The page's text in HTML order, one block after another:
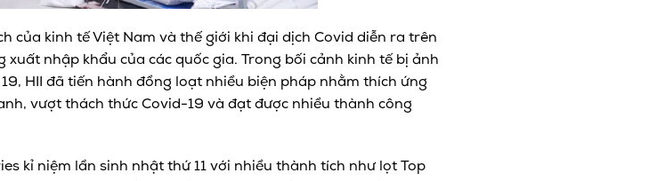
của kinh tế Việt Nam và thế giới khi đại dịch Covid diễn ra trên
nhập khẩu của các quốc gia. Trong bối cảnh kinh tế bị ảnh
HII đã tiến hành đồng loạt nhiều biện pháp nhằm thích ứng
vượt thách thức Covid-19 và đạt được nhiều thành công
kỉ niệm lần sinh nhật thứ 11 với nhiều thành tích như lọt Top